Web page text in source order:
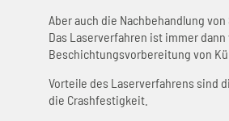
Aber auch die Nachbehandlung
Das Laserverfahren ist immer
Beschichtungsvorbereitung von
Vorteile des Laserverfahrens sind
die Crashfestigkeit.